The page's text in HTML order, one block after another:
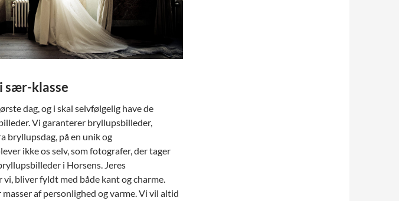
sær-klasse
dag, og i skal selvfølgelig have de
Vi garanterer bryllupsbilleder,
på en unik og
ikke os selv, som fotografer, der tager
i Horsens. Jeres
bliver fyldt med både kant og charme.
af personlighed og varme. Vi vil altid